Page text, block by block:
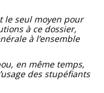
le seul moyen pour
à ce dossier,
à l’ensemble
en même temps,
des stupéfiants